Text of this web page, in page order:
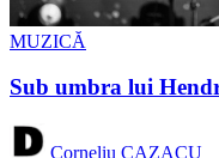
MUZICĂ
Sub umbra lui
Corneliu CAZACU